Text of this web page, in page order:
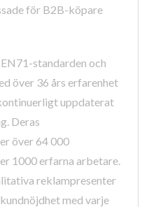
för B2B-köpare
standarden och
över 36 års erfarenhet
uppdaterat
Deras
över 64 000
1000 erfarna arbetare.
reklampresenter
med varje